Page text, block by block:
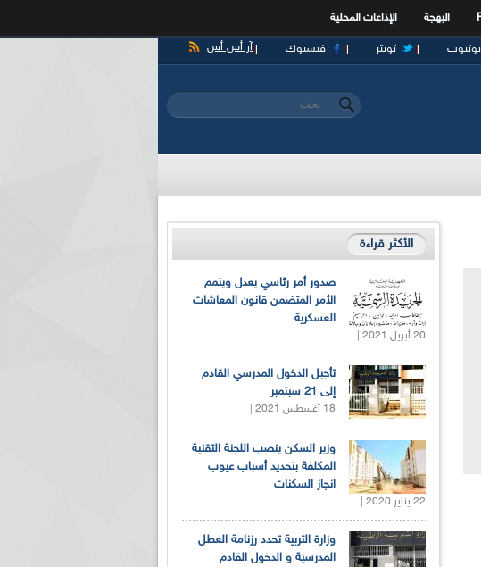
البهجة الإذاعات المحلية
آر أس أس فيسبوك تويتر يوتيوب
استمارة البحث
‏بحث ‏
الأكثر قراءة
صدور أمر رئاسي يعدل ويتمم
الأمر المتضمن قانون المعاشات
العسكرية
20 أبريل 2021 |
تأجيل الدخول المدرسي القادم
إلى 21 سبتمبر
18 أغسطس 2021 |
وزير السكن ينصب اللجنة التقنية
المكلفة بتحديد أسباب عيوب
انجاز السكنات
22 يناير 2020 |
وزارة التربية تحدد رزنامة العطل
المدرسية و الدخول القادم